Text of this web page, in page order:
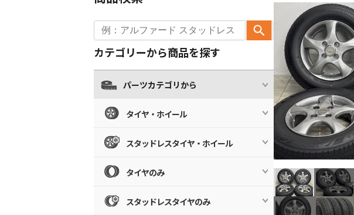
カテゴリーから商品を探す
パーツカテゴリから
タイヤ・ホイール
スタッドレスタイヤ・ホイール
タイヤのみ
スタッドレスタイヤのみ